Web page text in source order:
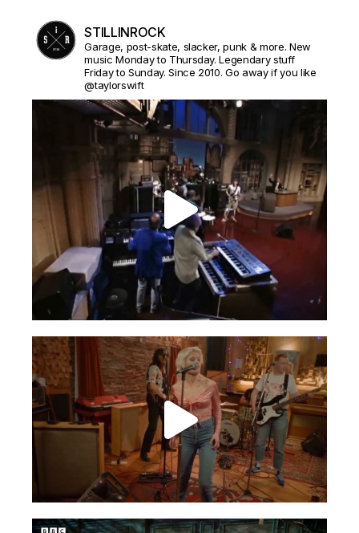
STILLINROCK
Garage, post-skate, slacker, punk & more. New
music Monday to Thursday. Legendary stuff
Friday to Sunday. Since 2010. Go away if you like
@taylorswift